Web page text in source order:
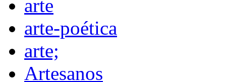
arte
arte-poética
arte;
Artesanos